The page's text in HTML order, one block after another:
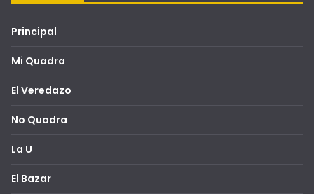
Principal
Mi Quadra
El Veredazo
No Quadra
La U
El Bazar